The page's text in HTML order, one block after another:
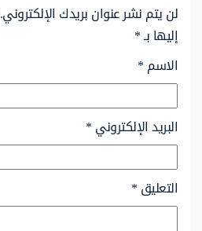
لن يتم نشر عنوان بريدك الإلكتروني.
إليها بـ*
الاسم*
البريد الإلكتروني*
التعليق*